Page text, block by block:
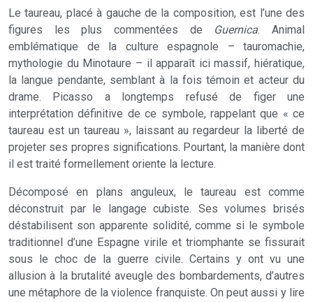
Le taureau, placé à gauche de la composition, est l’une des
figures les plus commentées de Guernica. Animal
emblématique de la culture espagnole – tauromachie,
mythologie du Minotaure – il apparaît ici massif, hiératique,
la langue pendante, semblant à la fois témoin et acteur du
drame. Picasso a longtemps refusé de figer une
interprétation définitive de ce symbole, rappelant que « ce
taureau est un taureau », laissant au regardeur la liberté de
projeter ses propres significations. Pourtant, la manière dont
il est traité formellement oriente la lecture.
Décomposé en plans anguleux, le taureau est comme
déconstruit par le langage cubiste. Ses volumes brisés
déstabilisent son apparente solidité, comme si le symbole
traditionnel d’une Espagne virile et triomphante se fissurait
sous le choc de la guerre civile. Certains y ont vu une
allusion à la brutalité aveugle des bombardements, d’autres
une métaphore de la violence franquiste. On peut aussi y lire